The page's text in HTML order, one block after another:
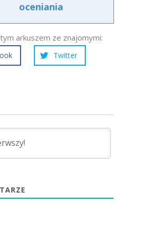
oceniania
arkuszem ze znajomymi:
Twitter